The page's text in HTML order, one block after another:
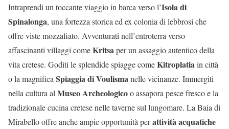
Intraprendi un toccante viaggio in barca verso l’Isola di
Spinalonga, una fortezza storica ed ex colonia di lebbrosi che
offre viste mozzafiato. Avventurati nell’entroterra verso
affascinanti villaggi comeKritsaper un assaggio autentico della
vita cretese. Goditi le splendide spiagge comeKitroplatiain città
o la magnifica Spiaggia di Voulismanelle vicinanze. Immergiti
nella cultura al Museo Archeologicoo assapora pesce fresco e la
tradizionale cucina cretese nelle taverne sul lungomare. La Baia di
Mirabello offre anche ampie opportunità perattività acquatiche